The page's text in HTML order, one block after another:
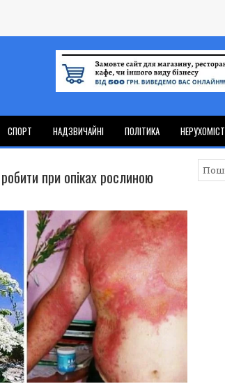
СПОРТ НАДЗВИЧАЙНІ ПОЛІТИКА
при опіках рослиною